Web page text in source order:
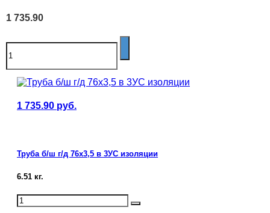
1 735.90
1 735.90 руб.
Труба б/ш г/д 76х3,5 в 3УС изоляции
6.51 кг.